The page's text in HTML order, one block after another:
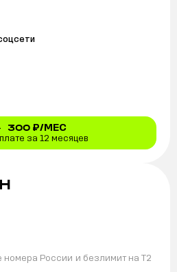
300 ₽/МЕС
за 12 месяцев
номера России и безлимит на T2